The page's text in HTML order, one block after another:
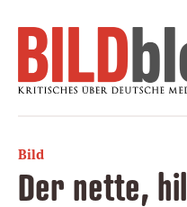
Bild
Der nette,